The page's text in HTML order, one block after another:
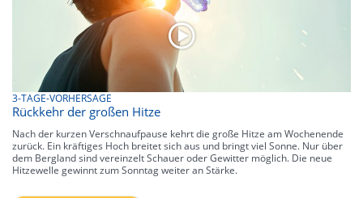
3-TAGE-VORHERSAGE
Rückkehr der großen Hitze
Nach der kurzen Verschnaufpause kehrt die große Hitze am Wochenende
zurück. Ein kräftiges Hoch breitet sich aus und bringt viel Sonne. Nur über
dem Bergland sind vereinzelt Schauer oder Gewitter möglich. Die neue
Hitzewelle gewinnt zum Sonntag weiter an Stärke.